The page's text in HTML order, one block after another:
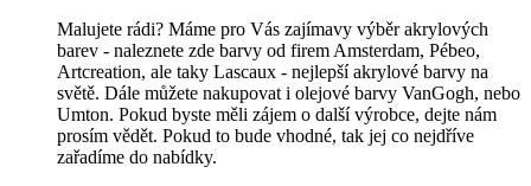
Malujete rádi? Máme pro Vás zajímavy výběr akrylových
barev - naleznete zde barvy od firem Amsterdam, Pébeo,
Artcreation, ale taky Lascaux - nejlepší akrylové barvy na
světě. Dále můžete nakupovat i olejové barvy VanGogh, nebo
Umton. Pokud byste měli zájem o další výrobce, dejte nám
prosím vědět. Pokud to bude vhodné, tak jej co nejdříve
zařadíme do nabídky.